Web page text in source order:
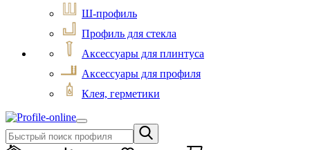
Ш-профиль
Профиль для стекла
Аксессуары для плинтуса
Аксессуары для профиля
Клея, герметики